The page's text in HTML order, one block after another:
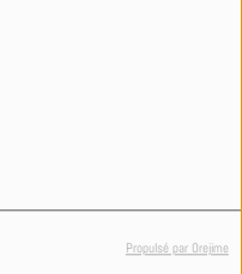
Propulsé par Orejime